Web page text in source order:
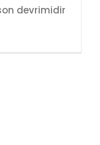
devrimidir